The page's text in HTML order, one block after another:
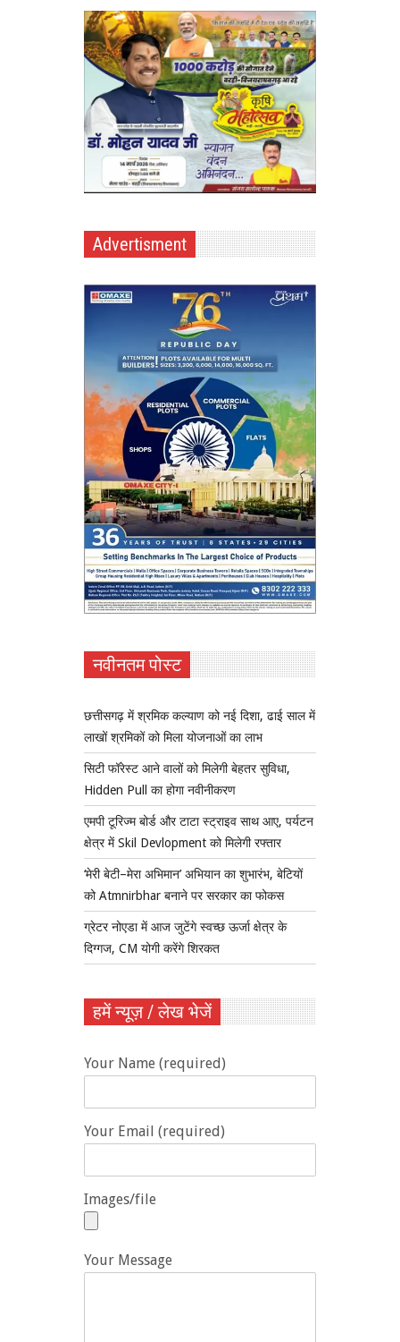
Advertisment
नवीनतम पोस्ट
छत्तीसगढ़ में श्रमिक कल्याण को नई दिशा, ढाई साल में
लाखों श्रमिकों को मिला योजनाओं का लाभ
सिटी फॉरेस्ट आने वालों को मिलेगी बेहतर सुविधा,
Hidden Pull का होगा नवीनीकरण
एमपी टूरिज्म बोर्ड और टाटा स्ट्राइव साथ आए, पर्यटन
क्षेत्र में Skil Devlopment को मिलेगी रफ्तार
‘मेरी बेटी–मेरा अभिमान’ अभियान का शुभारंभ, बेटियों
को Atmnirbhar बनाने पर सरकार का फोकस
ग्रेटर नोएडा में आज जुटेंगे स्वच्छ ऊर्जा क्षेत्र के
दिग्गज, CM योगी करेंगे शिरकत
हमें न्यूज़ / लेख भेजें
Your Name (required)
Your Email (required)
Images/file
Your Message